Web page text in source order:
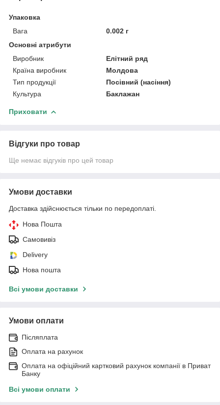
Упаковка
Вага
0.002 г
Основні атрибути
Виробник
Елітний ряд
Країна виробник
Молдова
Тип продукції
Посівний (насіння)
Культура
Баклажан
Приховати
Відгуки про товар
Ще немає відгуків про цей товар
Умови доставки
Доставка здійснюється тільки по передоплаті.
Нова Пошта
Самовивіз
Delivery
Нова пошта
Всі умови доставки
Умови оплати
Післяплата
Оплата на рахунок
Оплата на офіційний картковий рахунок компанії в Приват
Банку
Всі умови оплати